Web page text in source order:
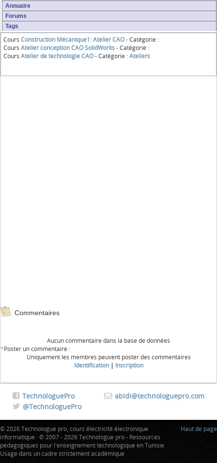
Annuaire
Forums
Tags
Cours Construction Mécanique1: Atelier CAO- Catégorie :
Cours Atelier conception CAO SolidWorks- Catégorie :
Cours Atelier de technologie CAO- Catégorie :Ateliers
Commentaires
Aucun commentaire dans la base de données
*Poster un commentaire :
Uniquement les membres peuvent poster des commentaires
Identification| Inscription
abidi@technologuepro.com
TechnologuePro
@TechnologuePro
Haut de page
© 2026 Technologue pro, cours électricité électronique
informatique · © 2007 - 2026 Technologue pro - Ressources
pédagogiques pour l'enseignement technologique en Tunisie
Usage dans un cadre strictement académique